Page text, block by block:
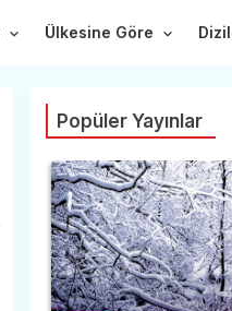
Ülkesine Göre
Popüler Yayınlar